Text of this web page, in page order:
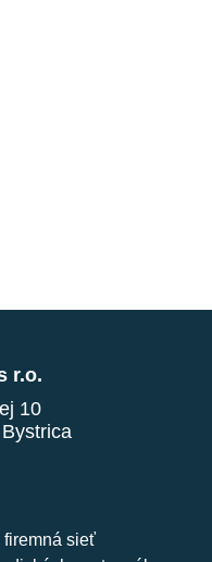
r.o.
10
firemná sieť